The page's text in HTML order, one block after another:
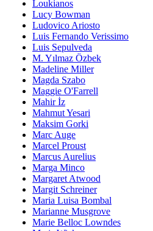
Loukianos
Lucy Bowman
Ludovico Ariosto
Luis Fernando Verissimo
Luis Sepulveda
M. Yılmaz Özbek
Madeline Miller
Magda Szabo
Maggie O'Farrell
Mahir İz
Mahmut Yesari
Maksim Gorki
Marc Auge
Marcel Proust
Marcus Aurelius
Marga Minco
Margaret Atwood
Margit Schreiner
Maria Luisa Bombal
Marianne Musgrove
Marie Belloc Lowndes